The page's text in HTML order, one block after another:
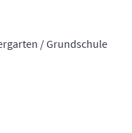
/ Grundschule